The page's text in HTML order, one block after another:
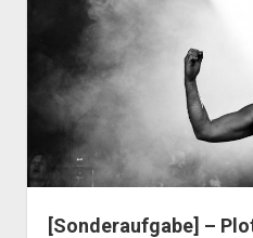
[Sonderaufgabe] –